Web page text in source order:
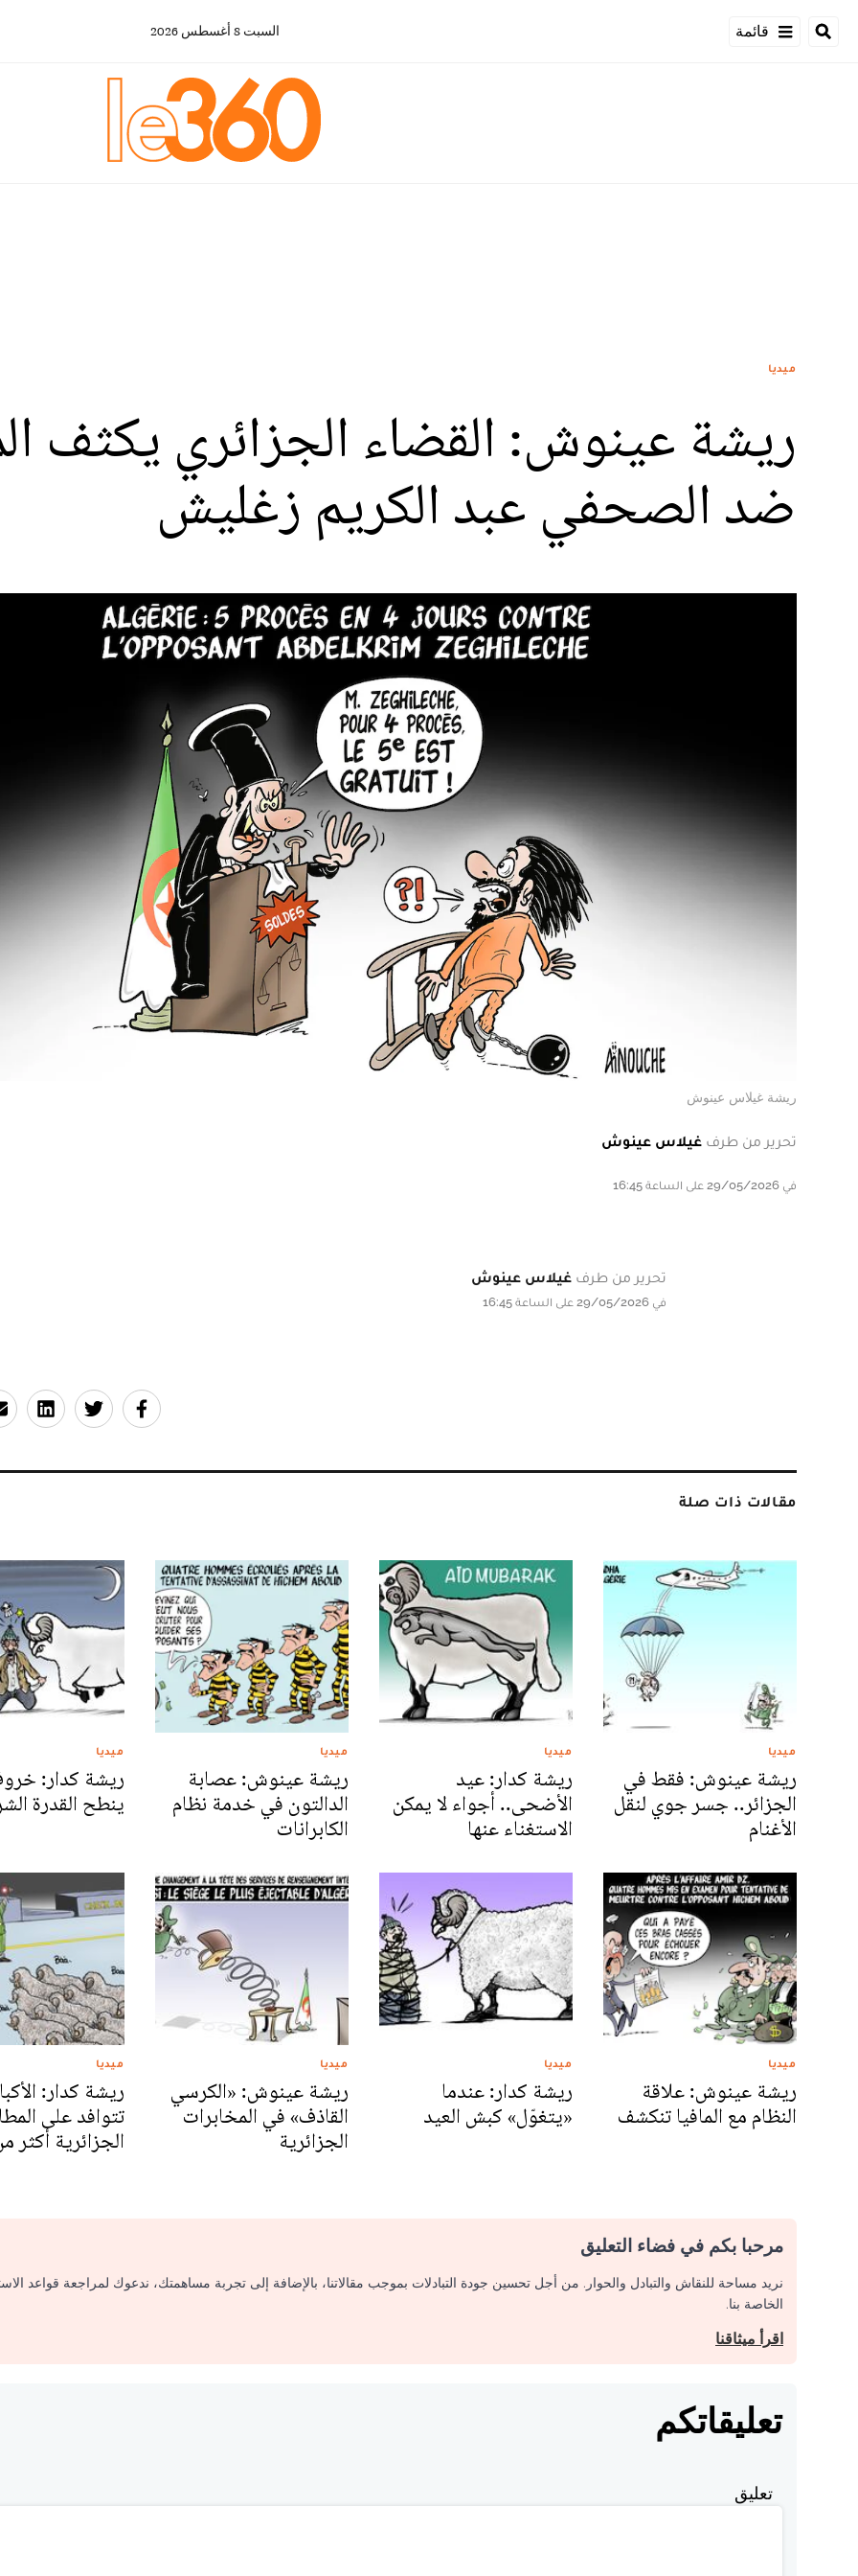
قائمة السبت 8 أغسطس 2026
ميديا
ريشة عينوش: القضاء الجزائري يكثف
ضد الصحفي عبد الكريم زغليش
ريشة غيلاس عينوش
تحرير من طرف غيلاس عينوش
في 29/05/2026 على الساعة 16:45
تحرير من طرف غيلاس عينوش
في 29/05/2026 على الساعة 16:45
مقالات ذات صلة
ميديا
ريشة عينوش: فقط في
الجزائر.. جسر جوي لنقل
الأغنام
ميديا
ريشة كدار: عيد
الأضحى.. أجواء لا يمكن
الاستغناء عنها
ميديا
ريشة عينوش: عصابة
الدالتون في خدمة نظام
الكابرانات
ميديا
ريشة كدار:
ينطح القدرة
ميديا
ريشة عينوش: علاقة
النظام مع المافيا تنكشف
ميديا
ريشة كدار: عندما
«يتغوّل» كبش العيد
ميديا
ريشة عينوش: «الكرسي
القاذف» في المخابرات
الجزائرية
ميديا
ريشة كدار:
تتوافد على
الجزائرية أكثر
مرحبا بكم في فضاء التعليق
نريد مساحة للنقاش والتبادل والحوار. من أجل تحسين جودة التبادلات بموجب مقالاتنا، بالإضافة إلى تجربة مساهمتك، ندعوك لمراجعة قواعد
الخاصة بنا.
اقرأ ميثاقنا
تعليقاتكم
تعليق